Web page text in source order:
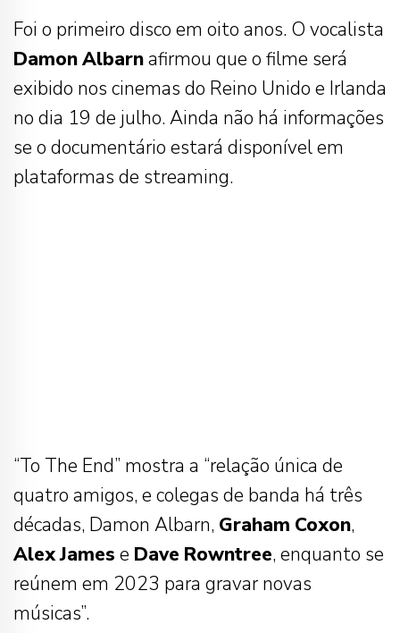
Foi o primeiro disco em oito anos. O vocalista
DamonAlbarnafirmou que o filme será
exibido nos cinemas do Reino Unido e Irlanda
no dia 19 de julho. Ainda não há informações
se o documentário estará disponível em
plataformas de streaming.
“To The End” mostra a “relação única de
quatro amigos, e colegas de banda há três
décadas, Damon Albarn, Graham Coxon,
AlexJames e Dave Rowntree, enquanto se
reúnem em 2023 para gravar novas
músicas”.